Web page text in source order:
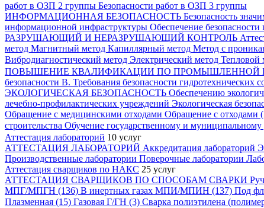
работ в ОЗП 2 группы Безопасности работ в ОЗП 3 группы
ИНФОРМАЦИОННАЯ БЕЗОПАСНОСТЬ Безопасность
информационной инфраструктуры Обеспечение
РАЗРУШАЮЩИЙ И НЕРАЗРУШАЮЩИЙ КОНТРОЛЬ
метод Магнитный метод Капиллярный метод Метод с
Вибродиагностический метод Электрический метод Тепловой
ПОВЫШЕНИЕ КВАЛИФИКАЦИИ ПО ПРОМЫШЛЕННОЙ
безопасности В. Требования безопасности гидротехнических
ЭКОЛОГИЧЕСКАЯ БЕЗОПАСНОСТЬ Обеспечению
лечебно-профилактических учреждений Экологическая
Обращение с медицинскими отходами Обращение с отходами
строительства Обучение государственному и
Аттестация лабораторий 10 услуг
АТТЕСТАЦИЯ ЛАБОРАТОРИЙ Аккредитация лабораторий
Производственные лаборатории Поверочные лаборатории
Аттестация сварщиков по НАКС 25 услуг
АТТЕСТАЦИЯ СВАРЩИКОВ ПО СПОСОБАМ СВАРКИ
МПГ/МПГН (136) В инертных газах МПИ/МПИН (137) Под
Плазменная (15) Газовая Г/ГН (3) Сварка полиэтилена